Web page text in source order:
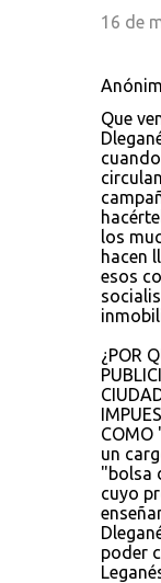
16 de
Que
los
hacen
esos
¿POR
COMO
un
"bolsa
cuyo
poder